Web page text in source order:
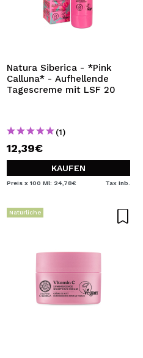
Natura Siberica - *Pink
Calluna* - Aufhellende
Tagescreme mit LSF 20
(1)
12,39€
KAUFEN
Preis x 100 Ml: 24,78€ Tax Inb.
Natürliche